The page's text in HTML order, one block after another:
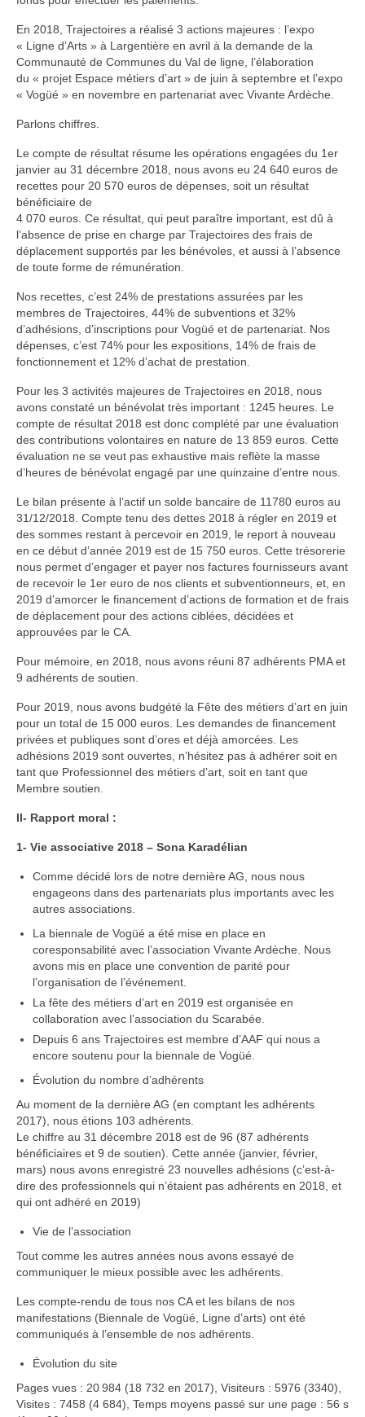
Catherine Gey
Maleaume Hirsch
Eduard Juanola
Elisabeth Molimard
David Ranchin
joseph vallon
Emilie Rouillon
Fil et textile
Dominique Chapre
Geneviève Quievreux
Florance Russo
Stefanie Wesle
Aurelia Westray
Bijoux
Atelier POIEMA
Bénédam Création
Bernard Moulin
Cadet Or Création
Claude Vernet
Nadia Plantier
Estampe, papier
Daniel Van Cutsem
Isabelle Coorevits
Pierre Jonquières
Ameublement et décoration
Photographie
Facture instrumentale
François Rey
Fer
Cuir
Catherine Ortega Nano
Luminaire
Événements
Vie de l’association
Organisation
Documents
Adhérer
Espace adhérent
En 2018, Trajectoires a réalisé 3 actions majeures : l’expo
« Ligne d’Arts » à Largentière en avril à la demande de la
Communauté de Communes du Val de ligne, l’élaboration
du « projet Espace métiers d’art » de juin à septembre et l’expo
« Vogüé » en novembre en partenariat avec Vivante Ardèche.
Parlons chiffres.
Le compte de résultat résume les opérations engagées du 1er
janvier au 31 décembre 2018, nous avons eu 24 640 euros de
recettes pour 20 570 euros de dépenses, soit un résultat
bénéficiaire de
4 070 euros. Ce résultat, qui peut paraître important, est dû à
l’absence de prise en charge par Trajectoires des frais de
déplacement supportés par les bénévoles, et aussi à l’absence
de toute forme de rémunération.
Nos recettes, c’est 24% de prestations assurées par les
membres de Trajectoires, 44% de subventions et 32%
d’adhésions, d’inscriptions pour Vogüé et de partenariat. Nos
dépenses, c’est 74% pour les expositions, 14% de frais de
fonctionnement et 12% d’achat de prestation.
Pour les 3 activités majeures de Trajectoires en 2018, nous
avons constaté un bénévolat très important : 1245 heures. Le
compte de résultat 2018 est donc complété par une évaluation
des contributions volontaires en nature de 13 859 euros. Cette
évaluation ne se veut pas exhaustive mais reflète la masse
d’heures de bénévolat engagé par une quinzaine d’entre nous.
Le bilan présente à l’actif un solde bancaire de 11780 euros au
31/12/2018. Compte tenu des dettes 2018 à régler en 2019 et
des sommes restant à percevoir en 2019, le report à nouveau
en ce début d’année 2019 est de 15 750 euros. Cette trésorerie
nous permet d’engager et payer nos factures fournisseurs avant
de recevoir le 1er euro de nos clients et subventionneurs, et, en
2019 d’amorcer le financement d’actions de formation et de frais
de déplacement pour des actions ciblées, décidées et
approuvées par le CA.
Pour mémoire, en 2018, nous avons réuni 87 adhérents PMA et
9 adhérents de soutien.
Pour 2019, nous avons budgété la Fête des métiers d’art en juin
pour un total de 15 000 euros. Les demandes de financement
privées et publiques sont d’ores et déjà amorcées. Les
adhésions 2019 sont ouvertes, n’hésitez pas à adhérer soit en
tant que Professionnel des métiers d’art, soit en tant que
Membre soutien.
II- Rapport moral :
1- Vie associative 2018 – Sona Karadélian
Comme décidé lors de notre dernière AG, nous nous
engageons dans des partenariats plus importants avec les
autres associations.
La biennale de Vogüé a été mise en place en
coresponsabilité avec l’association Vivante Ardèche. Nous
avons mis en place une convention de parité pour
l’organisation de l’événement.
La fête des métiers d’art en 2019 est organisée en
collaboration avec l’association du Scarabée.
Depuis 6 ans Trajectoires est membre d’AAF qui nous a
encore soutenu pour la biennale de Vogüé.
Évolution du nombre d’adhérents
Au moment de la dernière AG (en comptant les adhérents
2017), nous étions 103 adhérents.
Le chiffre au 31 décembre 2018 est de 96 (87 adhérents
bénéficiaires et 9 de soutien). Cette année (janvier, février,
mars) nous avons enregistré 23 nouvelles adhésions (c’est-à-
dire des professionnels qui n’étaient pas adhérents en 2018, et
qui ont adhéré en 2019)
Vie de l’association
Tout comme les autres années nous avons essayé de
communiquer le mieux possible avec les adhérents.
Les compte-rendu de tous nos CA et les bilans de nos
manifestations (Biennale de Vogüé, Ligne d’arts) ont été
communiqués à l’ensemble de nos adhérents.
Évolution du site
Pages vues : 20 984 (18 732 en 2017), Visiteurs : 5976 (3340),
Visites : 7458 (4 684), Temps moyens passé sur une page : 56 s